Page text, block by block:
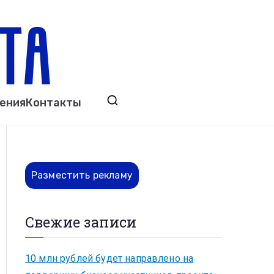
Выкса. Муром. Кулебаки. Навашино,
Контакты
Разместить рекламу
Свежие записи
10 млн рублей будет направлено на